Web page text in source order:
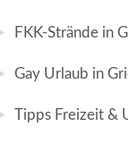
FKK-Strände in
Gay Urlaub in
Tipps Freizeit &